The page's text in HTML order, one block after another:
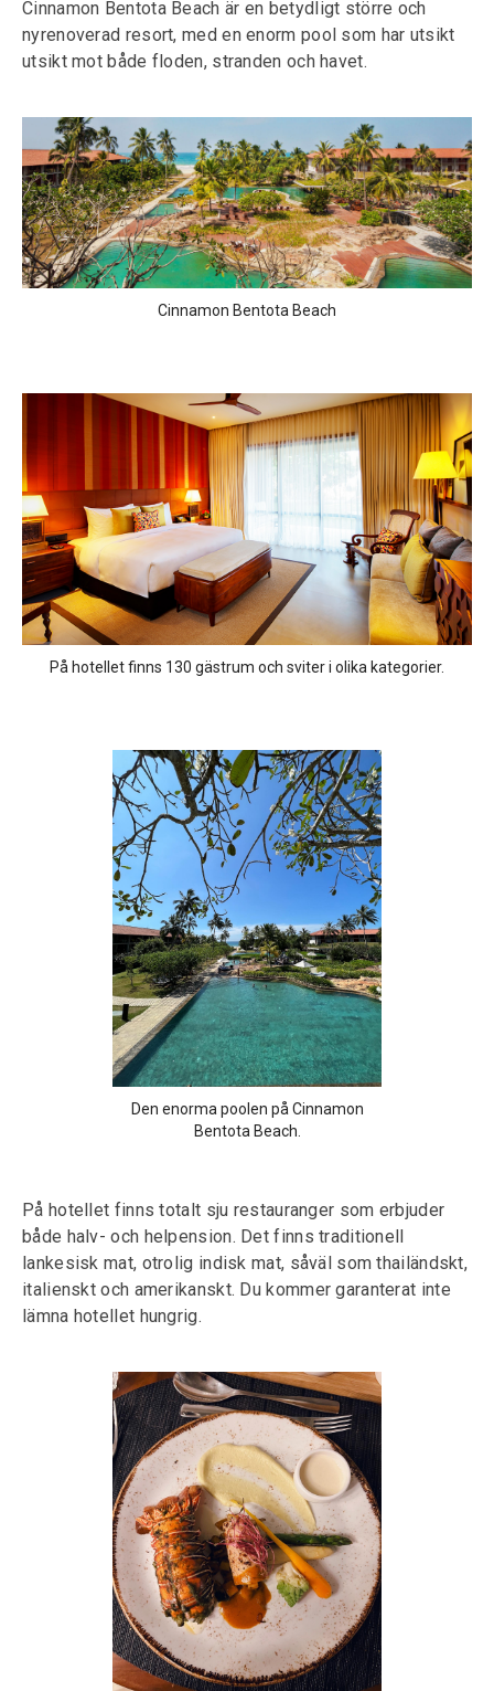
Cinnamon Bentota Beach är en betydligt större och
nyrenoverad resort, med en enorm pool som har utsikt
utsikt mot både floden, stranden och havet.
Cinnamon Bentota Beach
På hotellet finns 130 gästrum och sviter i olika kategorier.
Den enorma poolen på Cinnamon
Bentota Beach.
På hotellet finns totalt sju restauranger som erbjuder
både halv- och helpension. Det finns traditionell
lankesisk mat, otrolig indisk mat, såväl som thailändskt,
italienskt och amerikanskt. Du kommer garanterat inte
lämna hotellet hungrig.